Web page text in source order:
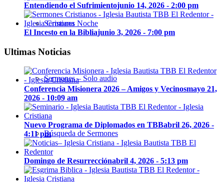
Sermones Noche
Sermones – Solo audio
Búsqueda de Sermones
Entendiendo el Sufrimientojunio 14, 2026 - 2:00 pm
El Incesto en la Bibliajunio 3, 2026 - 7:00 pm
Ultimas Noticias
Conferencia Misionera 2026 – Amigos y Vecinosmayo 21,
2026 - 10:09 am
Nuevo Programa de Diplomados en TBBabril 26, 2026 -
4:11 pm
Domingo de Resurrecciónabril 4, 2026 - 5:13 pm